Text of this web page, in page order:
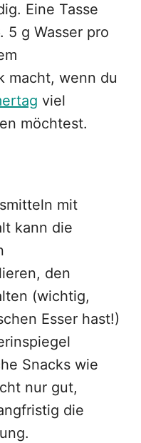
Eine Tasse
5 g Wasser pro
macht, wenn du
viel
möchtest.
mit
kann die
den
(wichtig,
Esser hast!)
Snacks wie
nur gut,
die